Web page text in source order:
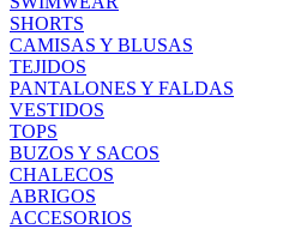
SHORTS
CAMISAS Y BLUSAS
TEJIDOS
PANTALONES Y FALDAS
VESTIDOS
TOPS
BUZOS Y SACOS
CHALECOS
ABRIGOS
ACCESORIOS